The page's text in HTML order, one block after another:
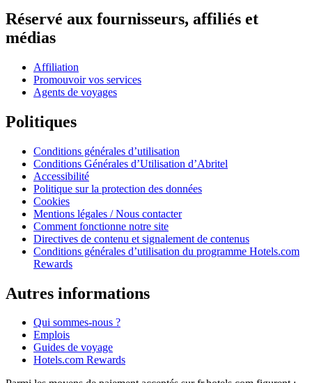
Réservé aux fournisseurs, affiliés et
médias
Affiliation
Promouvoir vos services
Agents de voyages
Politiques
Conditions générales d’utilisation
Conditions Générales d’Utilisation d’Abritel
Accessibilité
Politique sur la protection des données
Cookies
Mentions légales / Nous contacter
Comment fonctionne notre site
Directives de contenu et signalement de contenus
Conditions générales d’utilisation du programme Hotels.com
Rewards
Autres informations
Qui sommes-nous ?
Emplois
Guides de voyage
Hotels.com Rewards